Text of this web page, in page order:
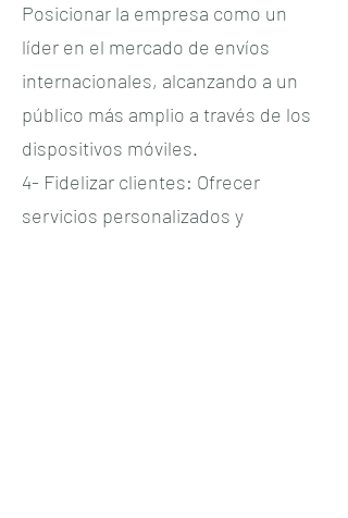
Posicionar la empresa como un
líder en el mercado de envíos
internacionales, alcanzando a un
público más amplio a través de los
dispositivos móviles.
4- Fidelizar clientes: Ofrecer
servicios personalizados y